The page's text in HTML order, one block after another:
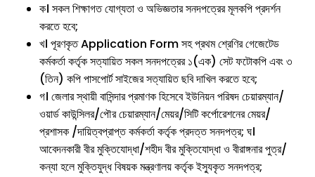
ক। সকল শিক্ষাগত যোগ্যতা ও অভিজ্ঞতার সনদপত্রের মূলকপি প্রদর্শন
করতে হবে;
খ। পূরণকৃত Application Form সহ প্রথম শ্রেণির গেজেটেড
কর্মকর্তা কর্তৃক সত্যায়িত সকল সনদপত্রের ১(এক) সেট ফটোকপি এবং ৩
(তিন) কপি পাসপোর্ট সাইজের সত্যায়িত ছবি দাখিল করতে হবে;
গ। জেলার স্থায়ী বাসিন্দার প্রমাণক হিসেবে ইউনিয়ন পরিষদ চেয়ারম্যান/
ওয়ার্ড কাউন্সিলর/পৌর চেয়ারম্যান/মেয়র/সিটি কর্পোরেশনের মেয়র/
প্রশাসক /দায়িত্বপ্রাপ্ত কর্মকর্তা কর্তৃক প্রদত্ত সনদপত্র; ঘ।
আবেদনকারী বীর মুক্তিযোদ্ধা/শহীদ বীর মুক্তিযোদ্ধা ও বীরাঙ্গনার পুত্র/
কন্যা হলে মুক্তিযুদ্ধ বিষয়ক মন্ত্রণালয় কর্তৃক ইস্যুকৃত সনদপত্র;